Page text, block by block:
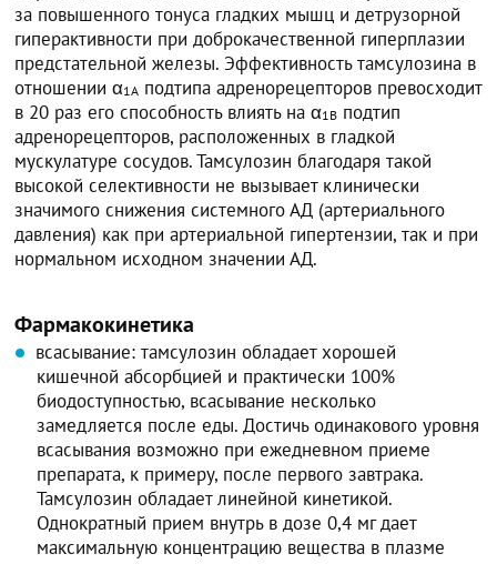
за повышенного тонуса гладких мышц и детрузорной
гиперактивности при доброкачественной гиперплазии
предстательной железы. Эффективность тамсулозина в
отношении α1A подтипа адренорецепторов превосходит
в 20 раз его способность влиять на α1B подтип
адренорецепторов, расположенных в гладкой
мускулатуре сосудов. Тамсулозин благодаря такой
высокой селективности не вызывает клинически
значимого снижения системного АД (артериального
давления) как при артериальной гипертензии, так и при
нормальном исходном значении АД.
Фармакокинетика
всасывание: тамсулозин обладает хорошей
кишечной абсорбцией и практически 100%
биодоступностью, всасывание несколько
замедляется после еды. Достичь одинакового уровня
всасывания возможно при ежедневном приеме
препарата, к примеру, после первого завтрака.
Тамсулозин обладает линейной кинетикой.
Однократный прием внутрь в дозе 0,4 мг дает
максимальную концентрацию вещества в плазме